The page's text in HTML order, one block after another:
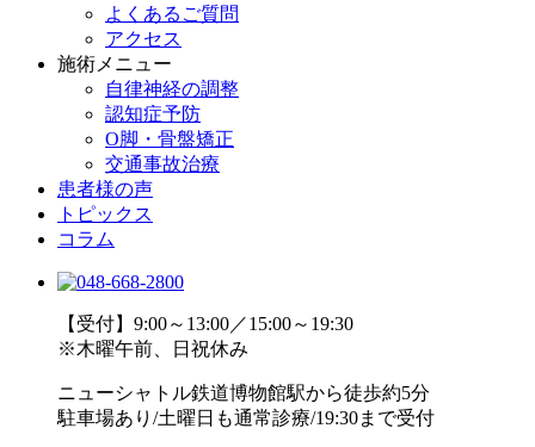
よくあるご質問
アクセス
施術メニュー
自律神経の調整
認知症予防
O脚・骨盤矯正
交通事故治療
患者様の声
トピックス
コラム
【受付】9:00～13:00／15:00～19:30
※木曜午前、日祝休み
ニューシャトル鉄道博物館駅から徒歩約5分
駐車場あり/土曜日も通常診療/19:30まで受付